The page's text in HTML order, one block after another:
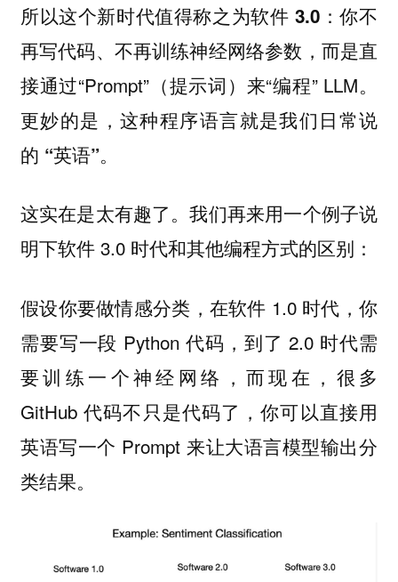
所以这个新时代值得称之为软件 3.0 ：你不
再写代码、不再训练神经网络参数，而是直
接通过“Prompt”（提示词）来“编程” LLM。
更妙的是，这种程序语言就是我们日常说
的 “英语”。
这实在是太有趣了。我们再来用一个例子说
明下软件 3.0 时代和其他编程方式的区别：
假设你要做情感分类，在软件 1.0 时代，你
需要写一段 Python 代码，到了 2.0 时代需
要训练一个神经网络，而现在，很多
GitHub 代码不只是代码了，你可以直接用
英语写一个 Prompt 来让大语言模型输出分
类结果。